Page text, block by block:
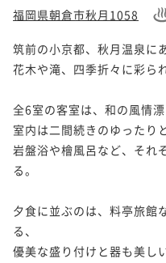
福岡県朝倉市秋月1058
筑前の小京都、秋月温泉に
花木や滝、四季折々に彩ら
全6室の客室は、和の風情漂
室内は二間続きのゆったり
岩盤浴や檜風呂など、それ
る。
夕食に並ぶのは、料亭旅館
る、
優美な盛り付けと器も美し